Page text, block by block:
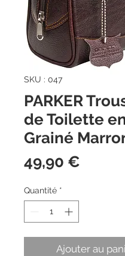
SKU : 047
PARKER
de Toilette
Grainé
49,90 €
Quantité *
Ajouter au